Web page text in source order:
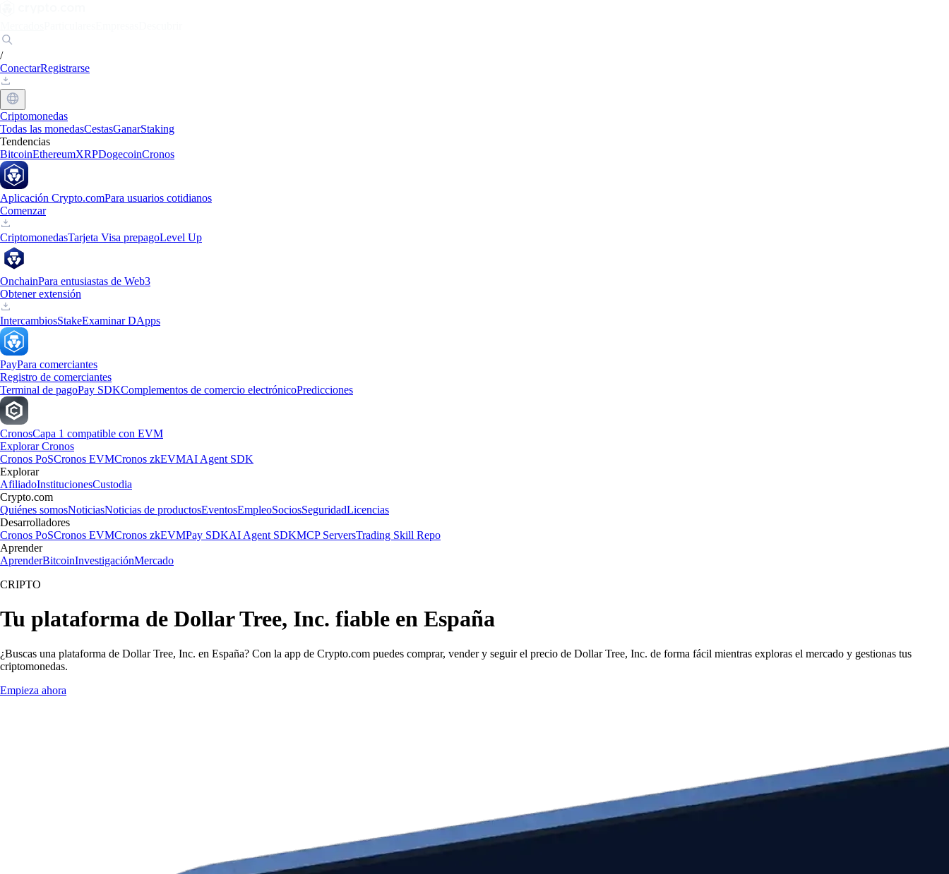
/
ConectarRegistrarse
Criptomonedas
Todas las monedasCestasGanarStaking
Tendencias
BitcoinEthereumXRPDogecoinCronos
Aplicación Crypto.comPara usuarios cotidianos
Comenzar
CriptomonedasTarjeta Visa prepagoLevel Up
OnchainPara entusiastas de Web3
Obtener extensión
IntercambiosStakeExaminar DApps
PayPara comerciantes
Registro de comerciantes
Terminal de pagoPay SDKComplementos de comercio electrónicoPredicciones
CronosCapa 1 compatible con EVM
Explorar Cronos
Cronos PoSCronos EVMCronos zkEVMAI Agent SDK
Explorar
AfiliadoInstitucionesCustodia
Crypto.com
Quiénes somosNoticiasNoticias de productosEventosEmpleoSociosSeguridadLicencias
Desarrolladores
Cronos PoSCronos EVMCronos zkEVMPay SDKAI Agent SDKMCP ServersTrading Skill Repo
Aprender
AprenderBitcoinInvestigaciónMercado
CRIPTO
Tu plataforma de Dollar Tree, Inc. fiable en España
¿Buscas una plataforma de Dollar Tree, Inc. en España? Con la app de Crypto.com puedes comprar, vender y seguir el precio de Dollar Tree, Inc. de forma fácil mientras exploras el mercado y gestionas tus
criptomonedas.
Empieza ahora